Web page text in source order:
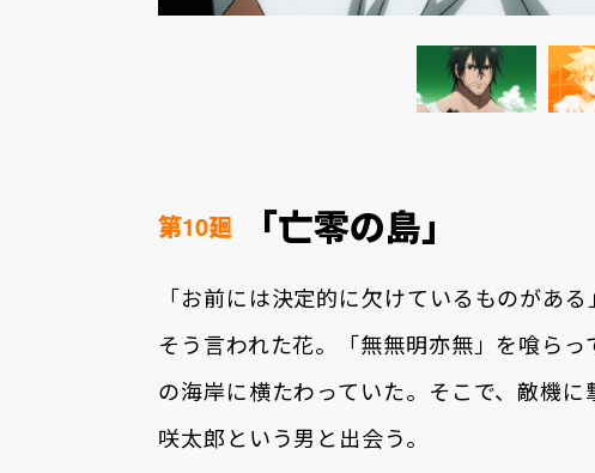
第10廻 「亡零の島」
「お前には決定的に欠けているものがある
そう言われた花。「無無明亦無」を喰ら
の海岸に横たわっていた。そこで、敵機
咲太郎という男と出会う。